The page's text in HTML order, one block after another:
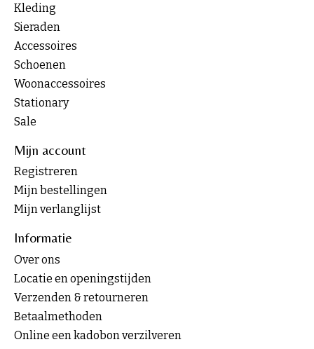
Kleding
Sieraden
Accessoires
Schoenen
Woonaccessoires
Stationary
Sale
Mijn account
Registreren
Mijn bestellingen
Mijn verlanglijst
Informatie
Over ons
Locatie en openingstijden
Verzenden & retourneren
Betaalmethoden
Online een kadobon verzilveren